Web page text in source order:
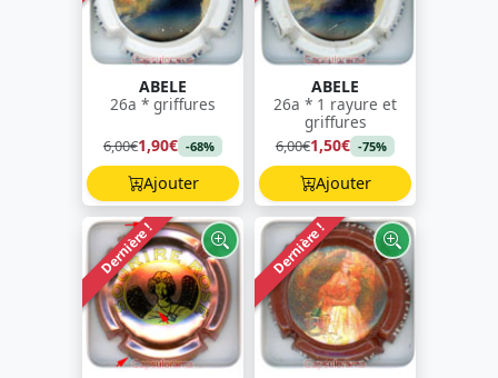
ABELE
26a * griffures
6,00€1,90€ -68%
Ajouter
ABELE
26a * 1 rayure et
griffures
6,00€1,50€ -75%
Ajouter
Dernière ! Dernière !